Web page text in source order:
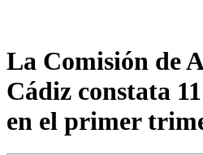
La Comisión de
Cádiz constata
en el primer